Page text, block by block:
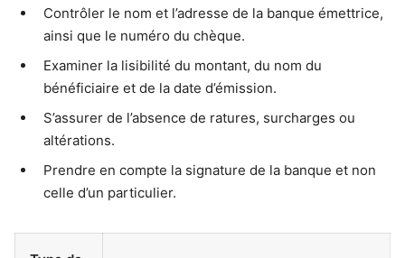
Contrôler le nom et l’adresse de la banque émettrice,
ainsi que le numéro du chèque.
Examiner la lisibilité du montant, du nom du
bénéficiaire et de la date d’émission.
S’assurer de l’absence de ratures, surcharges ou
altérations.
Prendre en compte la signature de la banque et non
celle d’un particulier.